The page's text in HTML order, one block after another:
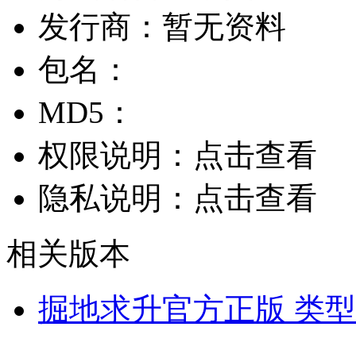
发行商： 暂无资料
包名：
MD5：
权限说明： 点击查看
隐私说明： 点击查看
相关版本
掘地求升官方正版 类